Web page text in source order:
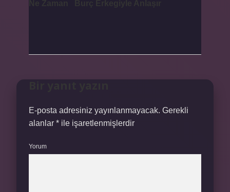
E-posta adresiniz yayınlanmayacak. Gerekli
alanlar * ile işaretlenmişlerdir
Yorum